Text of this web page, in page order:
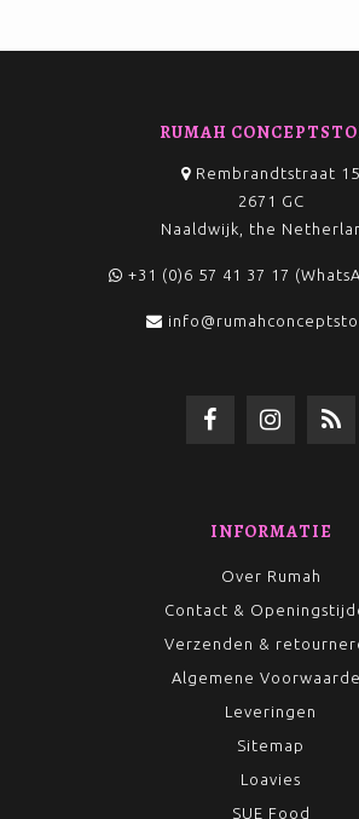
RUMAH
Rembrandtstraat 15
2671 GC
Naaldwijk, the
+31 (0)6 57 41 37 17
INFORMATIE
Over Rumah
Contact &
Verzenden &
Algemene
Leveringen
Sitemap
Loavies
SUE Food